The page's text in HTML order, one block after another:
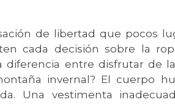
de libertad que pocos
cada decisión sobre la
entre disfrutar de
invernal? El cuerpo
Una vestimenta